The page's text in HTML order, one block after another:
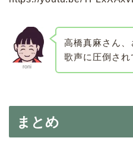
roni
高橋真麻さん
歌声に圧倒され
まとめ